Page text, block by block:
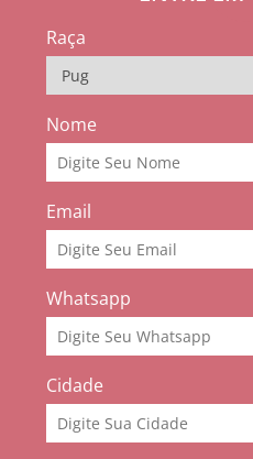
Raça
Nome
Email
Whatsapp
Cidade